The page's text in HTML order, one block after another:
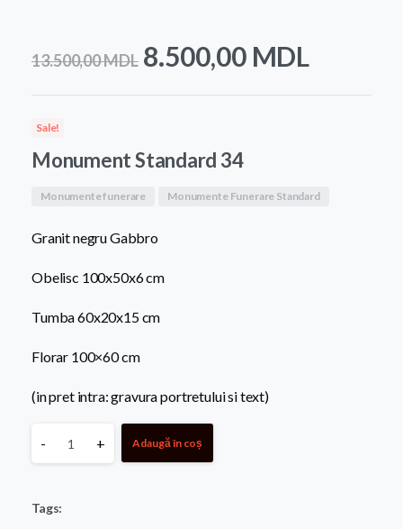
13.500,00MDL Prețul
inițial
fost:
13.500,00 MDL.
8.500,00 MDL
curent
Sale!
Monument Standard 34
Monumente funerare Monumente Funerare Standard
Granit negru Gabbro
Obelisc 100x50x6 cm
Tumba 60x20x15 cm
Florar 100×60 cm
(in pret intra: gravura portretului si text)
Monument
34
- + Adaugă în coș
Tags: